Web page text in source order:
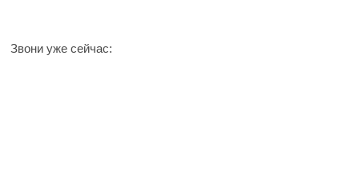
Звони уже сейчас: